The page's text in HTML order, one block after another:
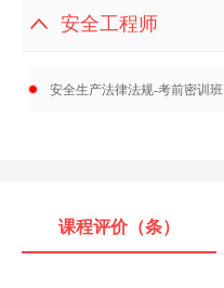
安全工程师
安全生产法律法规-考前密训班
课程评价（条）